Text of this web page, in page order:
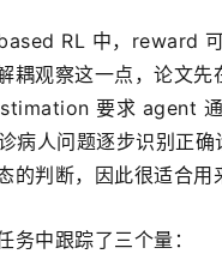
RL 中，reward
耦观察这一点，论文
要求 agent
病人问题逐步识别正
的判断，因此很适合用
务中跟踪了三个量：